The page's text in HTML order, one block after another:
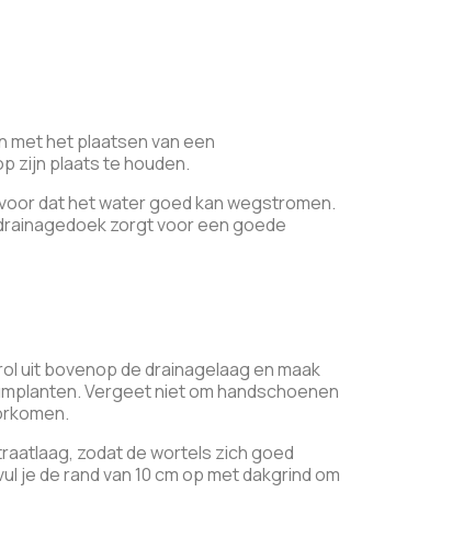
met het plaatsen van een
zijn plaats te houden.
dat het water goed kan wegstromen.
zorgt voor een goede
uit bovenop de drainagelaag en maak
Vergeet niet om handschoenen
zodat de wortels zich goed
je de rand van 10 cm op met dakgrind om